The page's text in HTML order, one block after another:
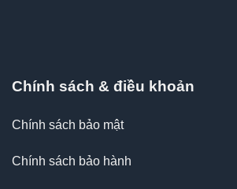
Chính sách & điều khoản
Chính sách bảo mật
Chính sách bảo hành